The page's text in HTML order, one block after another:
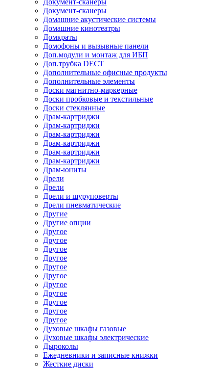
Документ-сканеры
Домашние акустические системы
Домашние кинотеатры
Домкраты
Домофоны и вызывные панели
Доп.модули и монтаж для ИБП
Доп.трубка DECT
Дополнительные офисные продукты
Дополнительные элементы
Доски магнитно-маркерные
Доски пробковые и текстильные
Доски стеклянные
Драм-картриджи
Драм-картриджи
Драм-картриджи
Драм-картриджи
Драм-картриджи
Драм-картриджи
Драм-юниты
Дрели
Дрели
Дрели и шуруповерты
Дрели пневматические
Другие
Другие опции
Другое
Другое
Другое
Другое
Другое
Другое
Другое
Другое
Другое
Другое
Другое
Духовые шкафы газовые
Духовые шкафы электрические
Дыроколы
Ежедневники и записные книжки
Жесткие диски